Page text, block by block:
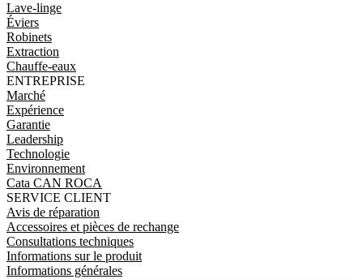
Lave-linge
Éviers
Robinets
Extraction
Chauffe-eaux
ENTREPRISE
Marché
Expérience
Garantie
Leadership
Technologie
Environnement
Cata CAN ROCA
SERVICE CLIENT
Avis de réparation
Accessoires et pièces de rechange
Consultations techniques
Informations sur le produit
Informations générales